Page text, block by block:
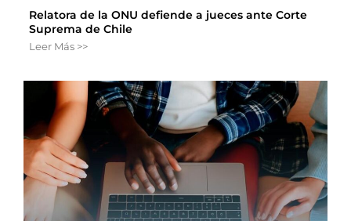
Relatora de la ONU defiende a jueces ante Corte
Suprema de Chile
Leer Más >>